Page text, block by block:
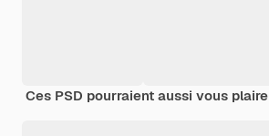
Ces PSD pourraient aussi vous plaire